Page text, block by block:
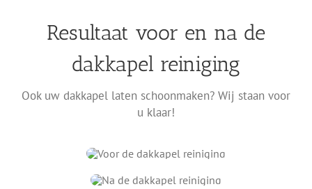
Wat kost een dakkapel schoonmaken?
Waarom is het belangrijk om mijn dakkapel te
Hoe maken jullie mijn dakkapel schoon?
Kan ik mijn dakkapel zelf schoonmaken?
Moet ik thuis zijn tijdens het reinigen van mijn
Resultaat voor en na de
dakkapel reiniging
Ook uw dakkapel laten schoonmaken? Wij staan voor
u klaar!